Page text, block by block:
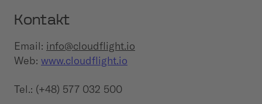
Kontakt
Email: info@cloudflight.io
Web: www.cloudflight.io
Tel.: (+48) 577 032 500